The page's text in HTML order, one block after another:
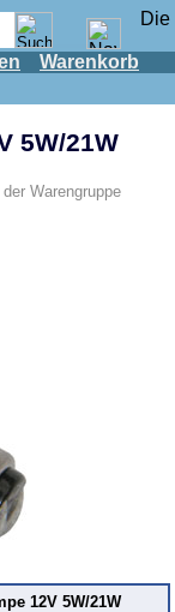
Warenkorb
5W/21W
Warengruppe
12V 5W/21W